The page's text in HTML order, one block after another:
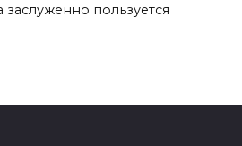
заслуженно пользуется